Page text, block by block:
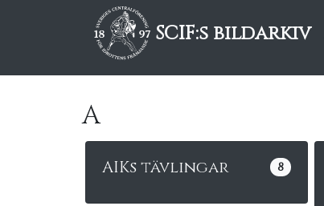
SCIF:s bildarkiv
A
8
AIKs tävlingar